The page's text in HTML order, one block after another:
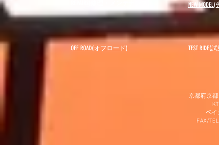
NEW MODEL(
OFF ROAD(オフロード) ​TEST RIDE(
京都府京
ベイ
FAX/